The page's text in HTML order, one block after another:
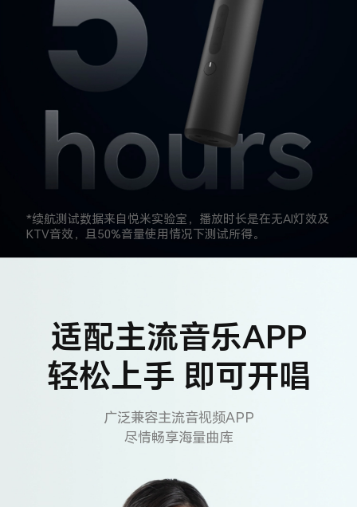
*续航测试数据来自悦米实验室，播放时长是在无AI灯效及
KTV音效，且50%音量使用情况下测试所得。
适配主流音乐APP
轻松上手 即可开唱
广泛兼容主流音视频APP
尽情畅享海量曲库